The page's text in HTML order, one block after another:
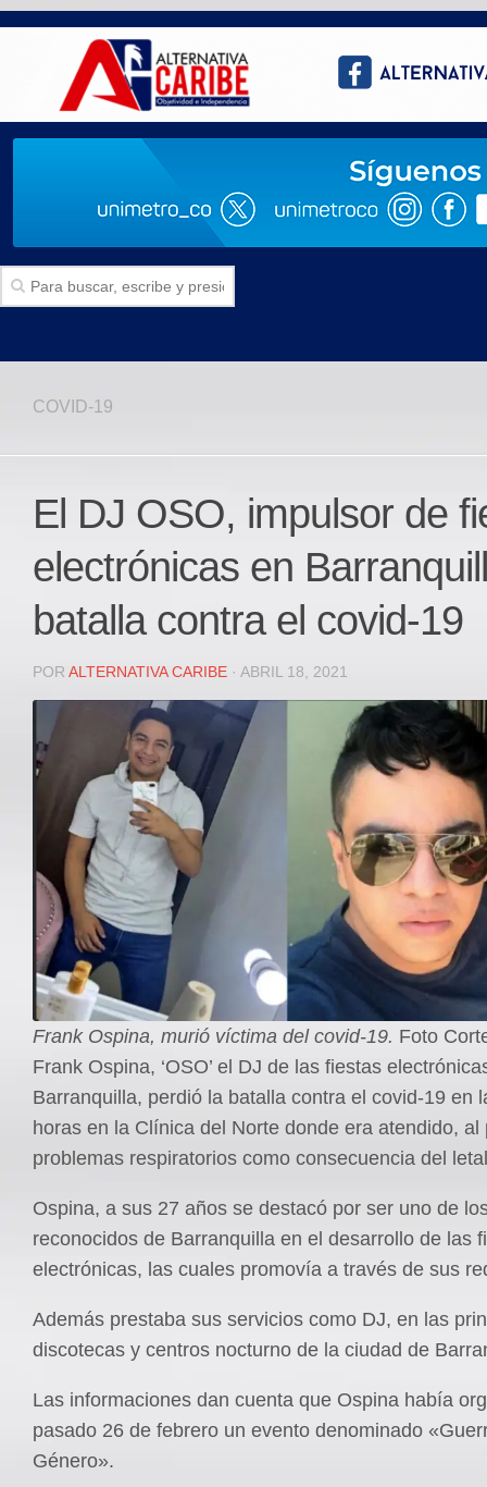
Politica
Deportes
JUDICIAL
REGIONAL
DEPARTAMENTAL
Internacional
Contactenos
facebook
Twitter
Instagram
Registro ISSN: 2711-3299
COVID-19
El DJ OSO, impulsor de
electrónicas en
batalla contra el covid-19
POR ALTERNATIVA CARIBE · ABRIL 18, 2021
Frank Ospina, murió víctima del covid-19. Foto
Frank Ospina, ‘OSO’ el DJ de las fiestas
Barranquilla, perdió la batalla contra el covid-19 en
horas en la Clínica del Norte donde era atendido, al
problemas respiratorios como consecuencia del
Ospina, a sus 27 años se destacó por ser uno de
reconocidos de Barranquilla en el desarrollo de las
electrónicas, las cuales promovía a través de sus
Además prestaba sus servicios como DJ, en las
discotecas y centros nocturno de la ciudad de
Las informaciones dan cuenta que Ospina había
pasado 26 de febrero un evento denominado
Género».